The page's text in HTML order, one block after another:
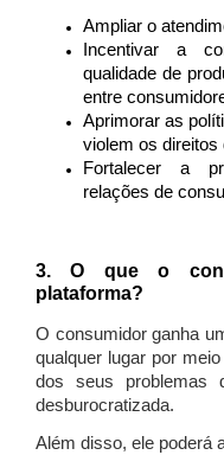
Ampliar o
Incentivar a
qualidade de
entre
Aprimorar as
violem os direitos
Fortalecer a
relações de
3. O que o
plataforma?
O consumidor ganha
qualquer lugar por
dos seus problemas
desburocratizada.
Além disso, ele poderá